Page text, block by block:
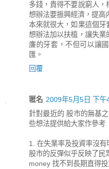
多錢，貴得不要說窮人
想辦法要振興經濟，提高
本來就很大，如果這個牙
想辦法加以扶植，讓失業
廉的牙套，不但可以讓
匯。
回覆
匿名 2009年5月5日 下午
針對最近的 股市的無基
些想法提供給大家作參考
1. 在失業率及投資率沒有
股市的反彈似乎反映了民
money 找不到長期直得